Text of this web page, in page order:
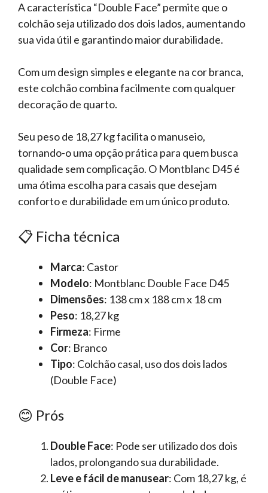
A característica “Double Face” permite que o
colchão seja utilizado dos dois lados, aumentando
sua vida útil e garantindo maior durabilidade.
Com um design simples e elegante na cor branca,
este colchão combina facilmente com qualquer
decoração de quarto.
Seu peso de 18,27 kg facilita o manuseio,
tornando-o uma opção prática para quem busca
qualidade sem complicação. O Montblanc D45 é
uma ótima escolha para casais que desejam
conforto e durabilidade em um único produto.
📋 Ficha técnica
Marca: Castor
Modelo: Montblanc Double Face D45
Dimensões: 138 cm x 188 cm x 18 cm
Peso: 18,27 kg
Firmeza: Firme
Cor: Branco
Tipo: Colchão casal, uso dos dois lados
(Double Face)
😊 Prós
Double Face: Pode ser utilizado dos dois
lados, prolongando sua durabilidade.
Leve e fácil de manusear: Com 18,27 kg, é